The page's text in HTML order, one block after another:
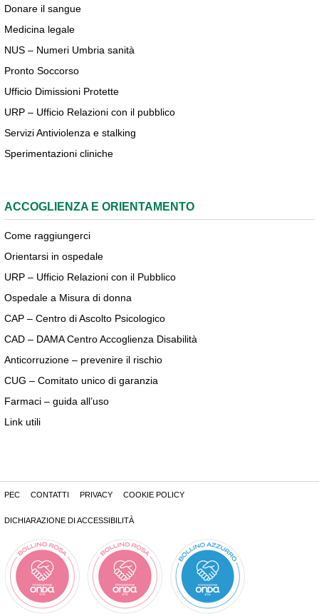
Donare il sangue
Medicina legale
NUS – Numeri Umbria sanità
Pronto Soccorso
Ufficio Dimissioni Protette
URP – Ufficio Relazioni con il pubblico
Servizi Antiviolenza e stalking
Sperimentazioni cliniche
ACCOGLIENZA E ORIENTAMENTO
Come raggiungerci
Orientarsi in ospedale
URP – Ufficio Relazioni con il Pubblico
Ospedale a Misura di donna
CAP – Centro di Ascolto Psicologico
CAD – DAMA Centro Accoglienza Disabilità
Anticorruzione – prevenire il rischio
CUG – Comitato unico di garanzia
Farmaci – guida all’uso
Link utili
PEC CONTATTI PRIVACY COOKIE POLICY
DICHIARAZIONE DI ACCESSIBILITÀ